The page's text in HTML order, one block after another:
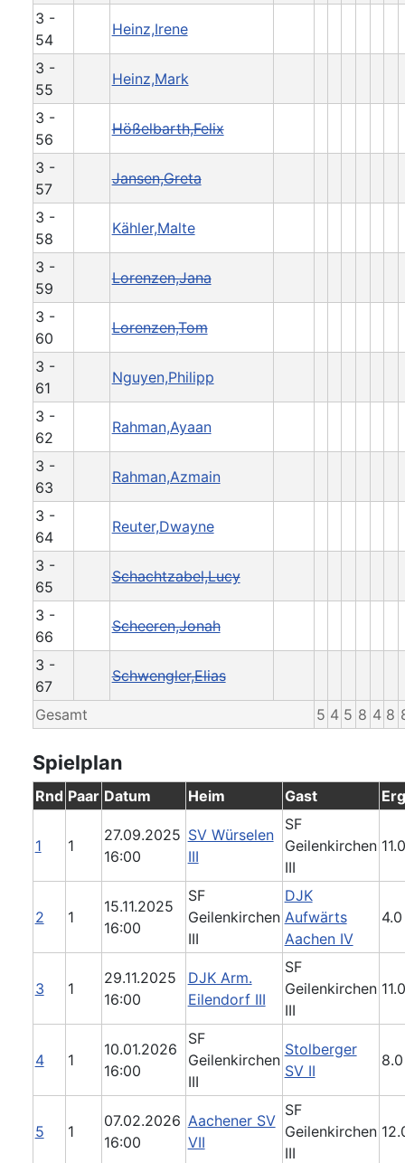
3 -
54
Heinz,Irene
3 -
55
Heinz,Mark
3 -
56
Hößelbarth,Felix
3 -
57
Jansen,Greta
3 -
58
Kähler,Malte
3 -
59
Lorenzen,Jana
3 -
60
Lorenzen,Tom
3 -
61
Nguyen,Philipp
3 -
62
Rahman,Ayaan
3 -
63
Rahman,Azmain
3 -
64
Reuter,Dwayne
3 -
65
Schachtzabel,Lucy
3 -
66
Scheeren,Jonah
3 -
67
Schwengler,Elias
Gesamt 5 4 5 8 4 8
Spielplan
Rnd Paar Datum Heim Gast
1 1
27.09.2025
16:00
SV Würselen
III
SF
Geilenkirchen
III
2 1
15.11.2025
16:00
SF
Geilenkirchen
III
DJK
Aufwärts
Aachen IV
3 1
29.11.2025
16:00
DJK Arm.
Eilendorf III
SF
Geilenkirchen
III
4 1
10.01.2026
16:00
SF
Geilenkirchen
III
Stolberger
SV II
5 1
07.02.2026
16:00
Aachener SV
VII
SF
Geilenkirchen
III